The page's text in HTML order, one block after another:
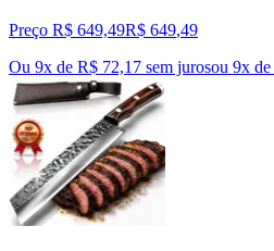
Preço R$ 649,49R$ 649,49
Ou 9x de R$ 72,17 sem jurosou 9x de